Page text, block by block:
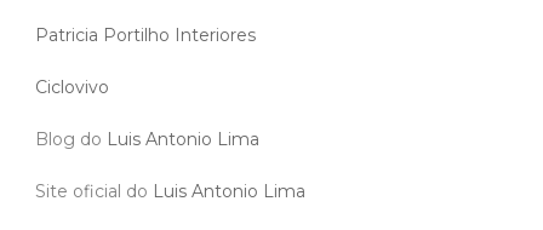
Patricia Portilho Interiores
Ciclovivo
Blog do Luis Antonio Lima
Site oficial do Luis Antonio Lima